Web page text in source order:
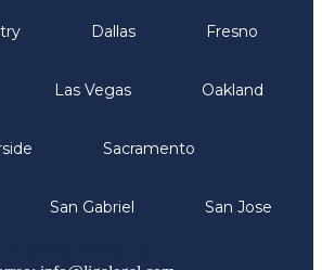
Dallas Fresno
Las Vegas Oakland
Sacramento
San Gabriel San Jose